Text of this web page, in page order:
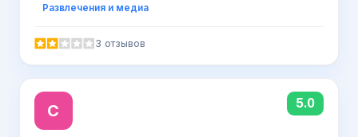
Развлечения и медиа
3 отзывов
С 5.0